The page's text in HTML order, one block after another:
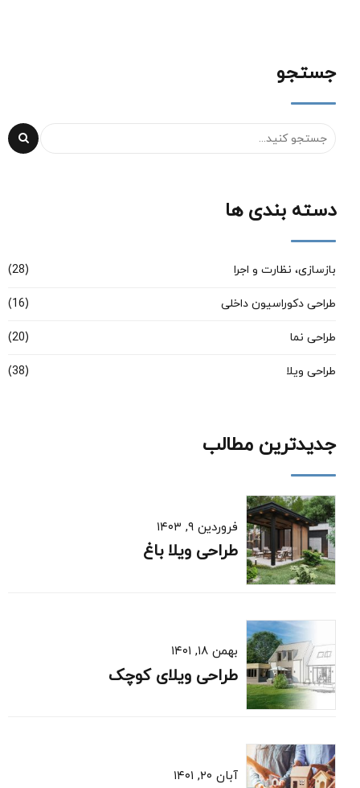
جستجو
دسته بندی ها
بازسازی، نظارت و اجرا (28)
طراحی دکوراسیون داخلی (16)
طراحی نما (20)
طراحی ویلا (38)
جدیدترین مطالب
فروردین ۹, ۱۴۰۳
طراحی ویلا باغ
بهمن ۱۸, ۱۴۰۱
طراحی ویلای کوچک
آبان ۲۰, ۱۴۰۱